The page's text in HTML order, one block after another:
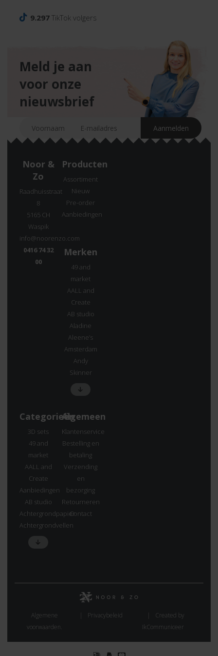
9.297 TikTok volgers
Meld je aan
voor onze
nieuwsbrief
Noor &
Zo
Raadhuisstraat
8
5165 CH
Waspik
info@noorenzo.com
0416 74 32
00
Producten
Assortiment
Nieuw
Pre-order
Aanbiedingen
Merken
49 and
market
AALL and
Create
AB studio
Aladine
Aleene’s
Amsterdam
Andy
Skinner
Categorieën
3D sets
49 and
market
AALL and
Create
Aanbiedingen
AB studio
Achtergrondpapier
Achtergrondvellen
Algemeen
Klantenservice
Bestelling en
betaling
Verzending
en
bezorging
Retourneren
Contact
Algemene
voorwaarden.
Privacybeleid
Created by
IkCommuniceer